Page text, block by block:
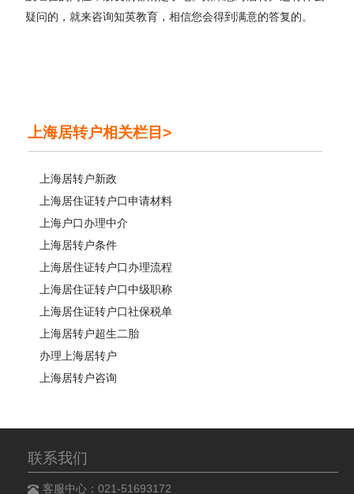
疑问的，就来咨询知英教育，相信您会得到满意的答复的。
上海居转户相关栏目>
上海居转户新政
上海居住证转户口申请材料
上海户口办理中介
上海居转户条件
上海居住证转户口办理流程
上海居住证转户口中级职称
上海居住证转户口社保税单
上海居转户超生二胎
办理上海居转户
上海居转户咨询
联系我们
客服中心：021-51693172